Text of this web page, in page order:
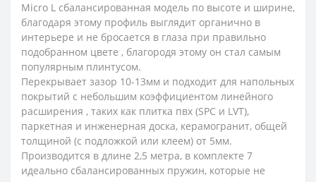
Micro L сбалансированная модель по высоте и ширине,
благодаря этому профиль выглядит органично в
интерьере и не бросается в глаза при правильно
подобранном цвете , благородя этому он стал самым
популярным плинтусом.
Перекрывает зазор 10-13мм и подходит для напольных
покрытий с небольшим коэффициентом линейного
расширения , таких как плитка пвх (SPC и LVT),
паркетная и инженерная доска, керамогранит, общей
толщиной (с подложкой или клеем) от 5мм.
Производится в длине 2,5 метра, в комплекте 7
идеально сбалансированных пружин, которые не